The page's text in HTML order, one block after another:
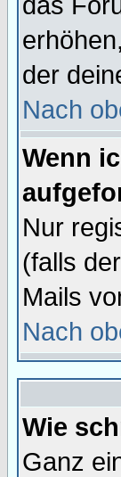
der
Nach
Wenn
Nur
(falls
Mails
Nach
Wie
Ganz